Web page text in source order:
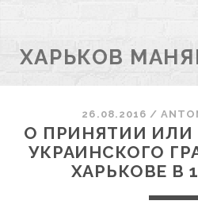
ХАРЬКОВ
26.08.2016 /
О ПРИНЯТИИ ИЛИ
УКРАИНСКОГО
ХАРЬКОВЕ В